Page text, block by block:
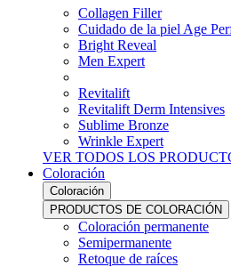
Collagen Filler
Cuidado de la piel Age
Bright Reveal
Men Expert
Revitalift
Revitalift Derm Intensives
Sublime Bronze
Wrinkle Expert
VER TODOS LOS
Coloración
Coloración
PRODUCTOS DE COLORACIÓN
Coloración permanente
Semipermanente
Retoque de raíces